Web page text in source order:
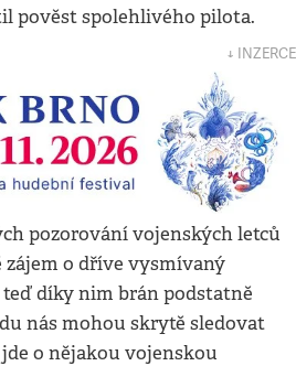
pověst spolehlivého pilota.
↓ INZERCE
pozorování vojenských letců
o dříve vysmívaný
díky nim brán podstatně
nás mohou skrytě sledovat
o nějakou vojenskou